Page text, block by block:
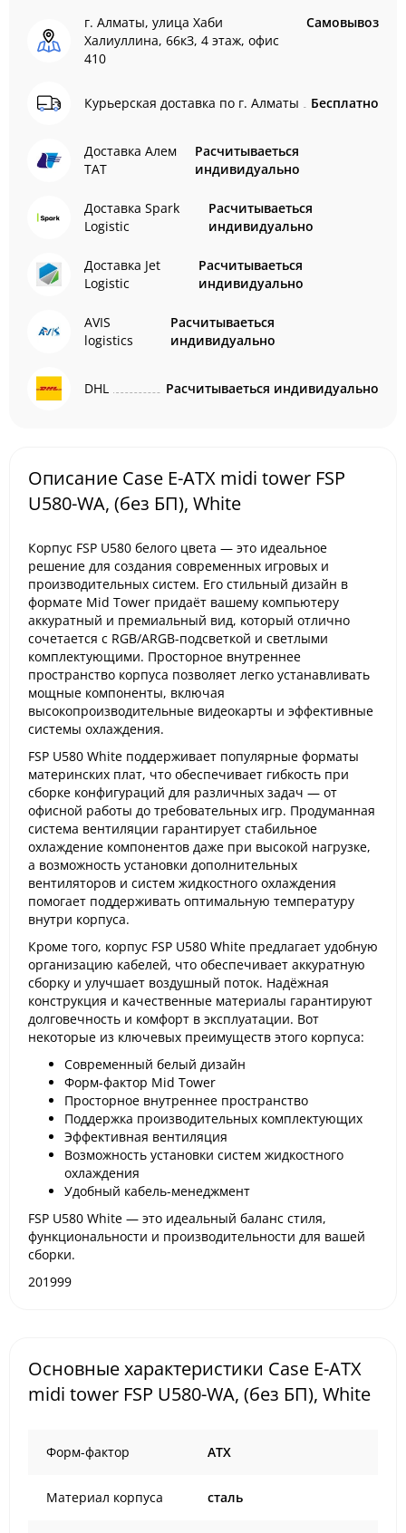
г. Алматы, улица Хаби
Халиуллина, 66кЗ, 4 этаж, офис
410
Самовывоз
Курьерская доставка по г. Алматы Бесплатно
Доставка Алем
ТАТ
Расчитываеться
индивидуально
Доставка Spark
Logistic
Расчитываеться
индивидуально
Доставка Jet
Logistic
Расчитываеться
индивидуально
AVIS
logistics
Расчитываеться
индивидуально
DHL Расчитываеться индивидуально
Описание Case E-ATX midi tower FSP
U580-WA, (без БП), White
Корпус FSP U580 белого цвета — это идеальное
решение для создания современных игровых и
производительных систем. Его стильный дизайн в
формате Mid Tower придаёт вашему компьютеру
аккуратный и премиальный вид, который отлично
сочетается с RGB/ARGB-подсветкой и светлыми
комплектующими. Просторное внутреннее
пространство корпуса позволяет легко устанавливать
мощные компоненты, включая
высокопроизводительные видеокарты и эффективные
системы охлаждения.
FSP U580 White поддерживает популярные форматы
материнских плат, что обеспечивает гибкость при
сборке конфигураций для различных задач — от
офисной работы до требовательных игр. Продуманная
система вентиляции гарантирует стабильное
охлаждение компонентов даже при высокой нагрузке,
а возможность установки дополнительных
вентиляторов и систем жидкостного охлаждения
помогает поддерживать оптимальную температуру
внутри корпуса.
Кроме того, корпус FSP U580 White предлагает удобную
организацию кабелей, что обеспечивает аккуратную
сборку и улучшает воздушный поток. Надёжная
конструкция и качественные материалы гарантируют
долговечность и комфорт в эксплуатации. Вот
некоторые из ключевых преимуществ этого корпуса:
Современный белый дизайн
Форм-фактор Mid Tower
Просторное внутреннее пространство
Поддержка производительных комплектующих
Эффективная вентиляция
Возможность установки систем жидкостного
охлаждения
Удобный кабель-менеджмент
FSP U580 White — это идеальный баланс стиля,
функциональности и производительности для вашей
сборки.
201999
Основные характеристики Case E-ATX
midi tower FSP U580-WA, (без БП), White
Форм-фактор ATX
Материал корпуса сталь